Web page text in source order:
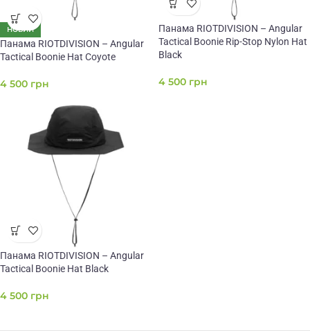
НОВИЙ
Панама RIOTDIVISION – Angular
Tactical Boonie Hat Coyote
4 500 грн
Панама RIOTDIVISION – Angular
Tactical Boonie Rip-Stop Nylon Hat
Black
4 500 грн
Панама RIOTDIVISION – Angular
Tactical Boonie Hat Black
4 500 грн